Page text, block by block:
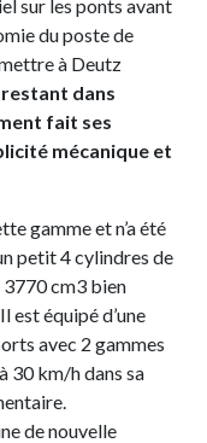
sur les ponts avant
du poste de
à Deutz
dans
fait ses
mécanique et
gamme et n’a été
petit 4 cylindres de
3770 cm3 bien
est équipé d’une
avec 2 gammes
30 km/h dans sa
de nouvelle